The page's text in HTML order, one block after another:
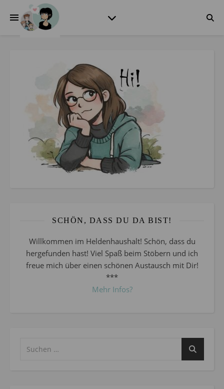
SCHÖN, DASS DU DA BIST!
Willkommen im Heldenhaushalt! Schön, dass du
hergefunden hast! Viel Spaß beim Stöbern und ich
freue mich über einen schönen Austausch mit Dir!
***
Mehr Infos?